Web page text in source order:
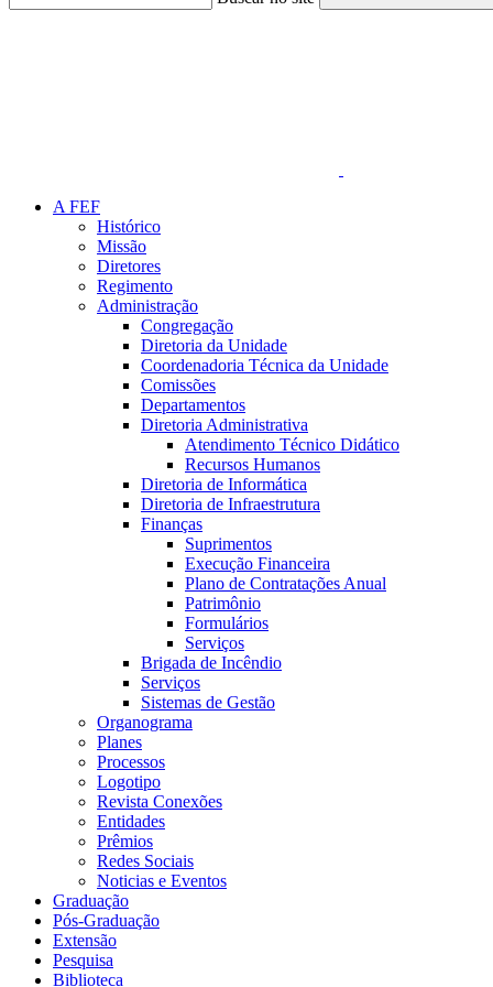
A FEF
Histórico
Missão
Diretores
Regimento
Administração
Congregação
Diretoria da Unidade
Coordenadoria Técnica da Unidade
Comissões
Departamentos
Diretoria Administrativa
Atendimento Técnico Didático
Recursos Humanos
Diretoria de Informática
Diretoria de Infraestrutura
Finanças
Suprimentos
Execução Financeira
Plano de Contratações Anual
Patrimônio
Formulários
Serviços
Brigada de Incêndio
Serviços
Sistemas de Gestão
Organograma
Planes
Processos
Logotipo
Revista Conexões
Entidades
Prêmios
Redes Sociais
Noticias e Eventos
Graduação
Pós-Graduação
Extensão
Pesquisa
Biblioteca